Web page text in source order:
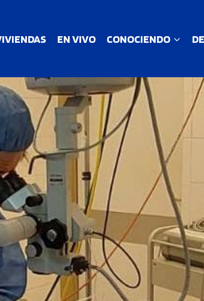
EN VIVO CONOCIENDO